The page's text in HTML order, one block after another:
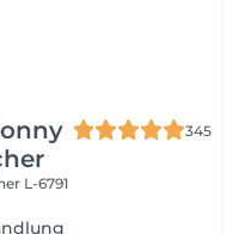
345
L-6791